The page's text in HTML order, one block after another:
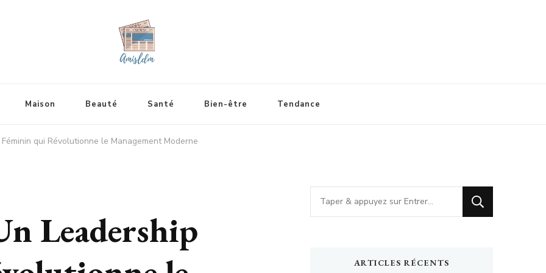
Maison Beauté Santé Bien-être Tendance
qui Révolutionne le Management Moderne
Leadership
Vous
recherchiez
ARTICLES RÉCENTS